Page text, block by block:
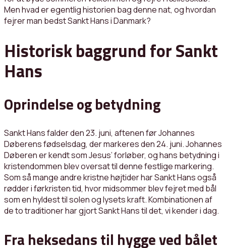
Men hvad er egentlig historien bag denne nat, og hvordan
fejrer man bedst Sankt Hans i Danmark?
Historisk baggrund for Sankt
Hans
Oprindelse og betydning
Sankt Hans falder den 23. juni, aftenen før Johannes
Døberens fødselsdag, der markeres den 24. juni. Johannes
Døberen er kendt som Jesus’ forløber, og hans betydning i
kristendommen blev oversat til denne festlige markering.
Som så mange andre kristne højtider har Sankt Hans også
rødder i førkristen tid, hvor midsommer blev fejret med bål
som en hyldest til solen og lysets kraft. Kombinationen af
de to traditioner har gjort Sankt Hans til det, vi kender i dag.
Fra heksedans til hygge ved bålet